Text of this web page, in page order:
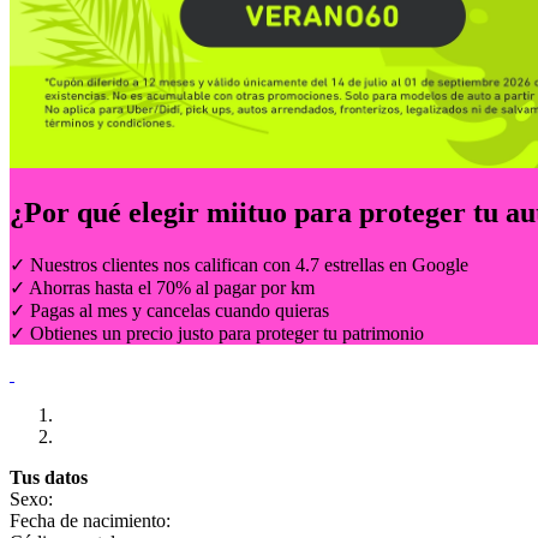
¿Por qué elegir miituo para proteger tu
✓ Nuestros clientes nos califican con 4.7 estrellas en Google
✓ Ahorras hasta el 70% al pagar por km
✓ Pagas al mes y cancelas cuando quieras
✓ Obtienes un precio justo para proteger tu patrimonio
Tus datos
Sexo:
Fecha de nacimiento: